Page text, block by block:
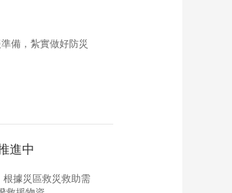
備，紮實做好防災
進中
據災區救災救助需